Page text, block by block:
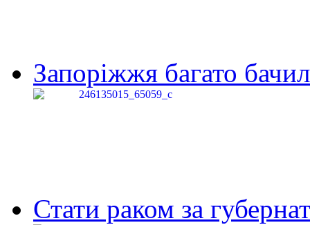
Запоріжжя багато
Стати раком за